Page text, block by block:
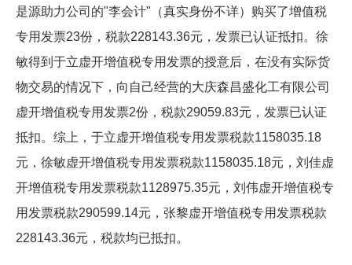
是源助力公司的"李会计"（真实身份不详）购买了增值税
专用发票23份，税款228143.36元，发票已认证抵扣。徐
敏得到于立虚开增值税专用发票的授意后，在没有实际货
物交易的情况下，向自己经营的大庆森昌盛化工有限公司
虚开增值税专用发票2份，税款29059.83元，发票已认证
抵扣。综上，于立虚开增值税专用发票税款1158035.18
元，徐敏虚开增值税专用发票税款1158035.18元，刘佳虚
开增值税专用发票税款1128975.35元，刘伟虚开增值税专
用发票税款290599.14元，张黎虚开增值税专用发票税款
228143.36元，税款均已抵扣。